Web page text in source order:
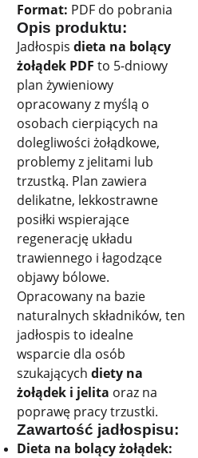
Format: PDF do pobrania
Opis produktu:
Jadłospis dieta na bolący
żołądek PDF to 5-dniowy
plan żywieniowy
opracowany z myślą o
osobach cierpiących na
dolegliwości żołądkowe,
problemy z jelitami lub
trzustką. Plan zawiera
delikatne, lekkostrawne
posiłki wspierające
regenerację układu
trawiennego i łagodzące
objawy bólowe.
Opracowany na bazie
naturalnych składników, ten
jadłospis to idealne
wsparcie dla osób
szukających diety na
żołądek i jelita oraz na
poprawę pracy trzustki.
Zawartość jadłospisu:
Dieta na bolący żołądek: